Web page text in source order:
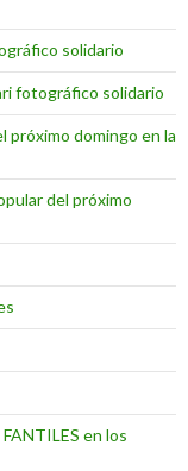
solidario
fotográfico solidario
próximo domingo en la
del próximo
en los